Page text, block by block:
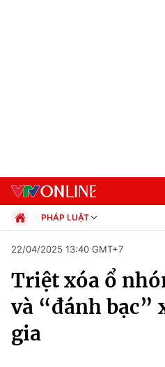
Chuyên mục
Chính trị
PHÁP LUẬT
Xã hội
Pháp luật
Kinh tế
Thể thao
22/04/2025 13:40 GMT+7
Triệt xóa ổ
và “đánh bạc”
gia